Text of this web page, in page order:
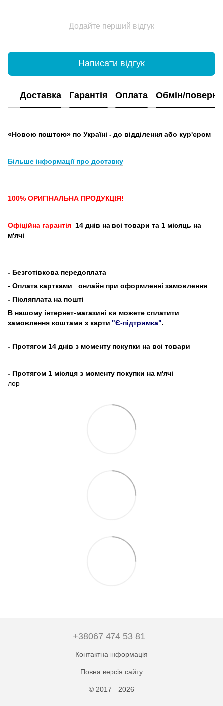
Додайте перший відгук
Написати відгук
Доставка Гарантія Оплата Обмін/
«Новою поштою» по Україні - до відділення або кур'єром
Більше інформації про доставку
100% ОРИГІНАЛЬНА ПРОДУКЦІЯ!
Офіційна гарантія 14 днів на всі товари та 1 місяць на
м'ячі
- Безготівкова передоплата
- Оплата картками
онлайн при оформленні замовлення
- Післяплата на пошті
В нашому інтернет-магазині ви можете сплатити
замовлення коштами з карти "Є-підтримка".
- Протягом 14 днів з моменту покупки на всі товари
- Протягом 1 місяця з моменту покупки на м'ячі
лор
+38067 474 53 81
Контактна інформація
Повна версія сайту
© 2017—2026